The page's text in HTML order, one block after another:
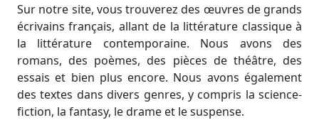
Sur notre site, vous trouverez des œuvres de grands
écrivains français, allant de la littérature classique à
la littérature contemporaine. Nous avons des
romans, des poèmes, des pièces de théâtre, des
essais et bien plus encore. Nous avons également
des textes dans divers genres, y compris la science-
fiction, la fantasy, le drame et le suspense.